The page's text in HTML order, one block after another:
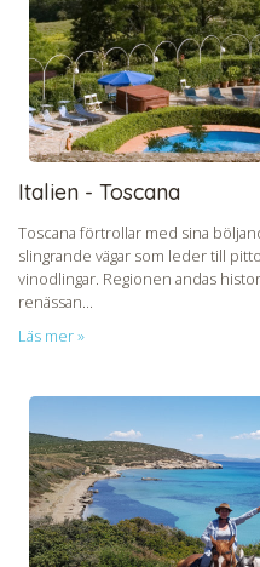
Italien - Toscana
Toscana förtrollar med sina
slingrande vägar som leder till
vinodlingar. Regionen andas
renässan...
Läs mer »